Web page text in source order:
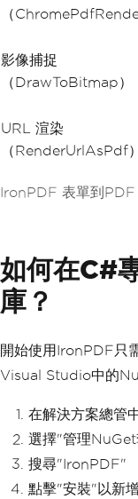
IronPDF 表單到PDF
（
影像捕捉
（DrawToBitmap）
URL 渲染
（RenderUrlAsPdf）
如何在C#
庫？
開始使用IronPDF只
Visual Studio中的
在解決方案總管
選擇"管理
搜尋"IronPDF"
點擊"安裝"以新